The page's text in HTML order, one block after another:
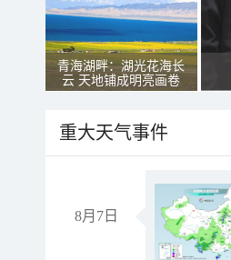
青海湖畔：湖光花海长
云 天地铺成明亮画卷
重大天气事件
8月7日